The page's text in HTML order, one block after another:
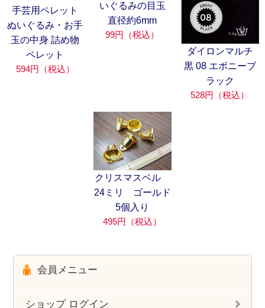
手芸用ペレット
ぬいぐるみ・お手
玉の中身 詰め物
ペレット
594円（税込）
いぐるみの目玉
直径約6mm
99円（税込）
ダイロンマルチ
黒 08 エボニーブ
ラック
528円（税込）
クリスマスベル
24ミリ ゴールド
5個入り
495円（税込）
会員メニュー
ショップ ログイン